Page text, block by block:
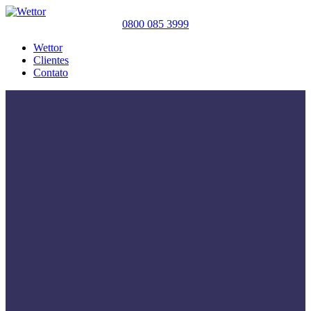
0800 085 3999
Wettor
Clientes
Contato